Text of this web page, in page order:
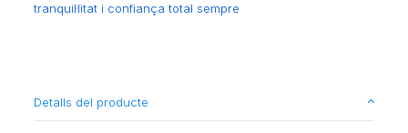
tranquil·litat i confiança total sempre
Detalls del producte